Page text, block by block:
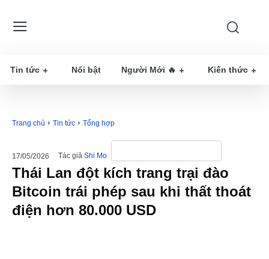
Tin tức Nổi bật Người Mới 🔥 Kiến thức
Trang chủ Tin tức Tổng hợp
17/05/2026 Tác giả Shi Mo
Thái Lan đột kích trang trại đào
Bitcoin trái phép sau khi thất thoát
điện hơn 80.000 USD